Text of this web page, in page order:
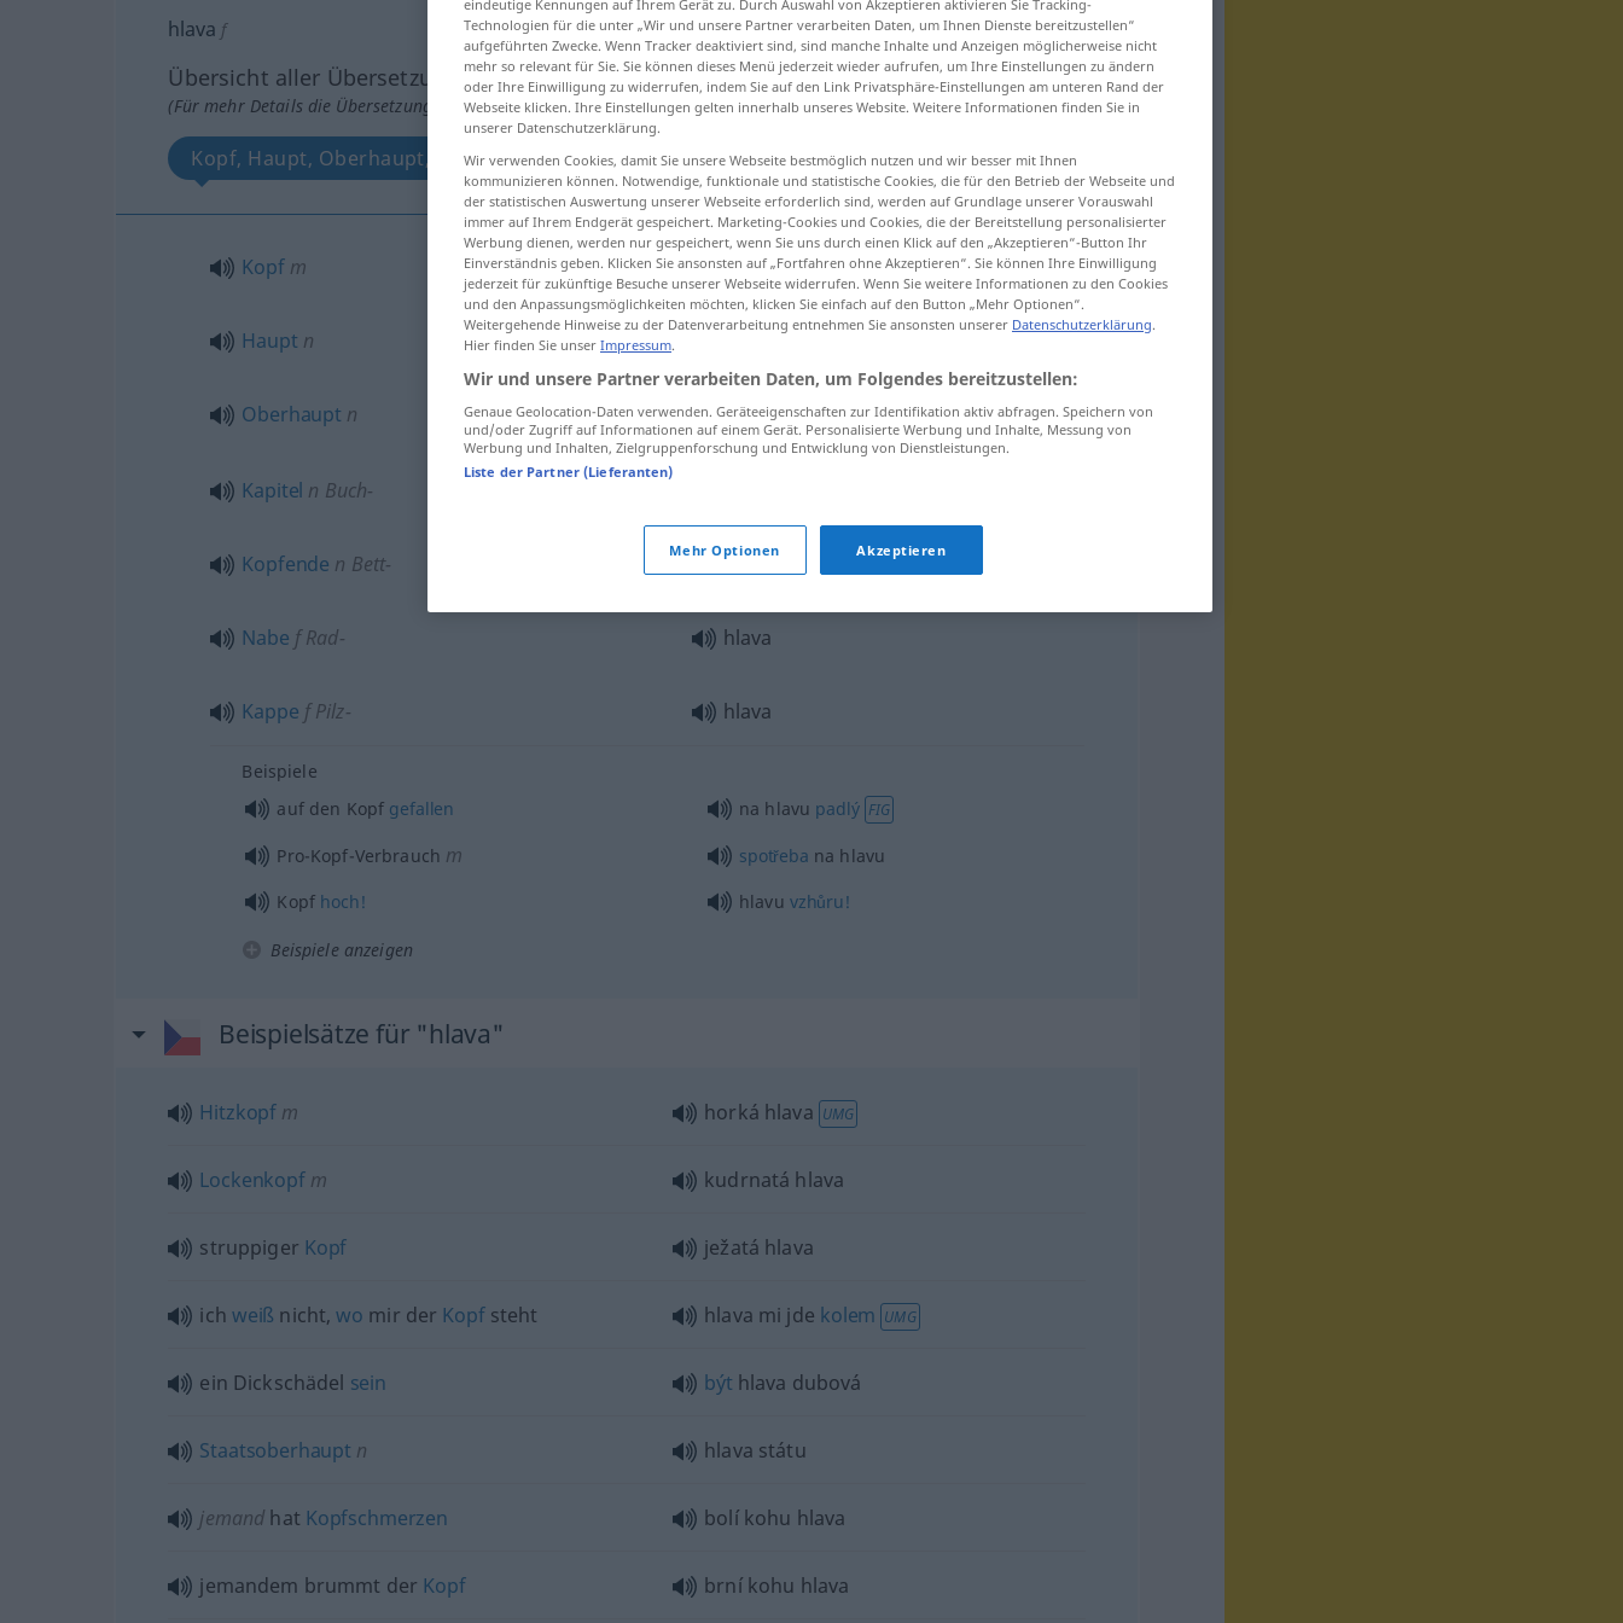
hlava f
Übersicht aller Übersetzungen
(Für mehr Details die Übersetzung anklicken/antippen)
Kopf, Haupt, Oberhaupt, Kapitel, Kopfende, Nabe, Kappe
Kopfm hlava
Haupt n
Oberhaupt n hlava POL
Kapitel n Buch-
Kopfende n Bett- hlava
Nabe fRad- hlava
Kappe fPilz- hlava
Beispiele
auf den Kopf gefallen na hlavu padlý FIG
Pro-Kopf-Verbrauch m spotřeba na hlavu
Kopf hoch! hlavu vzhůru!
Beispiele anzeigen
Beispielsätze für "hlava"
Hitzkopf m horká hlava UMG
Lockenkopfm kudrnatá hlava
struppiger Kopf ježatá hlava
ich weiß nicht,wo mir der Kopfsteht hlava mi jde kolem UMG
ein Dickschädel sein být hlava dubová
Staatsoberhaupt n hlava státu
jemand hat Kopfschmerzen bolí kohu hlava
jemandem brummt der Kopf brní kohu hlava
eindeutige Kennungen auf Ihrem Gerät zu. Durch Auswahl von Akzeptieren aktivieren Sie Tracking-
Technologien für die unter „Wir und unsere Partner verarbeiten Daten, um Ihnen Dienste bereitzustellen“
aufgeführten Zwecke. Wenn Tracker deaktiviert sind, sind manche Inhalte und Anzeigen möglicherweise nicht
mehr so relevant für Sie. Sie können dieses Menü jederzeit wieder aufrufen, um Ihre Einstellungen zu ändern
oder Ihre Einwilligung zu widerrufen, indem Sie auf den Link Privatsphäre-Einstellungen am unteren Rand der
Webseite klicken. Ihre Einstellungen gelten innerhalb unseres Website. Weitere Informationen finden Sie in
unserer Datenschutzerklärung.
Wir verwenden Cookies, damit Sie unsere Webseite bestmöglich nutzen und wir besser mit Ihnen
kommunizieren können. Notwendige, funktionale und statistische Cookies, die für den Betrieb der Webseite und
der statistischen Auswertung unserer Webseite erforderlich sind, werden auf Grundlage unserer Vorauswahl
immer auf Ihrem Endgerät gespeichert. Marketing-Cookies und Cookies, die der Bereitstellung personalisierter
Werbung dienen, werden nur gespeichert, wenn Sie uns durch einen Klick auf den „Akzeptieren“-Button Ihr
Einverständnis geben. Klicken Sie ansonsten auf „Fortfahren ohne Akzeptieren“. Sie können Ihre Einwilligung
jederzeit für zukünftige Besuche unserer Webseite widerrufen. Wenn Sie weitere Informationen zu den Cookies
und den Anpassungsmöglichkeiten möchten, klicken Sie einfach auf den Button „Mehr Optionen“.
Weitergehende Hinweise zu der Datenverarbeitung entnehmen Sie ansonsten unserer Datenschutzerklärung.
Hier finden Sie unser Impressum.
Wir und unsere Partner verarbeiten Daten, um Folgendes bereitzustellen:
Genaue Geolocation-Daten verwenden. Geräteeigenschaften zur Identifikation aktiv abfragen. Speichern von
und/oder Zugriff auf Informationen auf einem Gerät. Personalisierte Werbung und Inhalte, Messung von
Werbung und Inhalten, Zielgruppenforschung und Entwicklung von Dienstleistungen.
Liste der Partner (Lieferanten)
Mehr Optionen Akzeptieren